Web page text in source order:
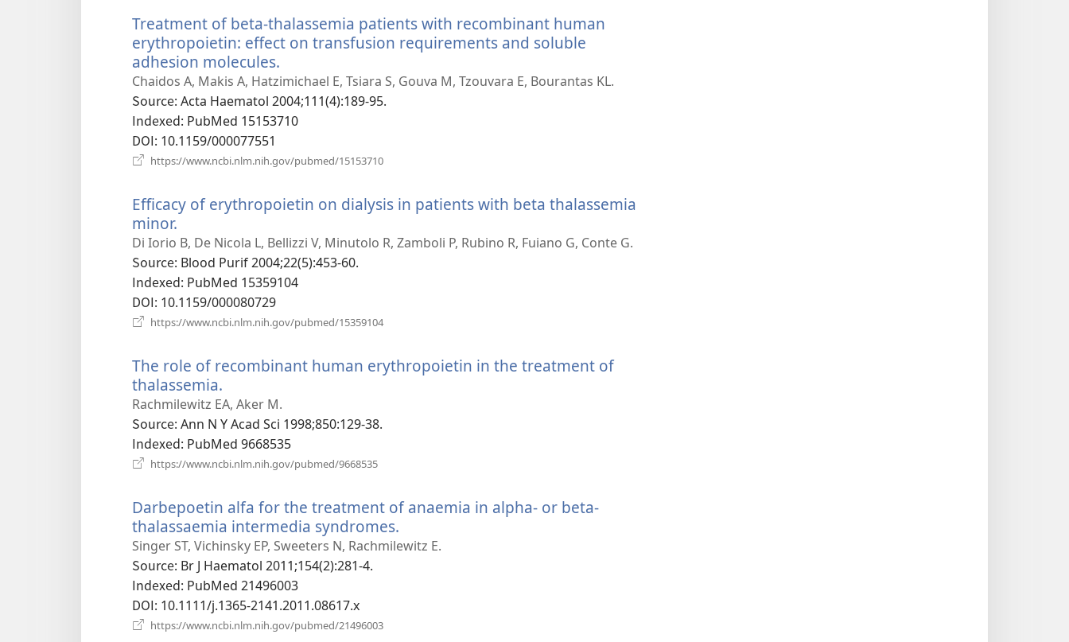
Treatment of beta-thalassemia patients with recombinant human
erythropoietin: effect on transfusion requirements and soluble
adhesion molecules.
로
운
창
기)
Chaidos A, Makis A, Hatzimichael E, Tsiara S, Gouva M, Tzouvara E, Bourantas KL.
Source‎: Acta Haematol 2004;111(4):189-95.
Indexed‎: PubMed 15153710
DOI‎: 10.1159/000077551
https://www.ncbi.nlm.nih.gov/pubmed/15153710
창
Efficacy of erythropoietin on dialysis in patients with beta thalassemia
minor.
로
운
창
열
기)
Di Iorio B, De Nicola L, Bellizzi V, Minutolo R, Zamboli P, Rubino R, Fuiano G, Conte G.
Source‎: Blood Purif 2004;22(5):453-60.
Indexed‎: PubMed 15359104
DOI‎: 10.1159/000080729
https://www.ncbi.nlm.nih.gov/pubmed/15359104
창
열
The role of recombinant human erythropoietin in the treatment of
thalassemia.
로
운
창
열
Rachmilewitz EA, Aker M.
Source‎: Ann N Y Acad Sci 1998;850:129-38.
Indexed‎: PubMed 9668535
https://www.ncbi.nlm.nih.gov/pubmed/9668535
창
열
기)
Darbepoetin alfa for the treatment of anaemia in alpha- or beta-
thalassaemia intermedia syndromes.
로
Singer ST, Vichinsky EP, Sweeters N, Rachmilewitz E.
Source‎: Br J Haematol 2011;154(2):281-4.
Indexed‎: PubMed 21496003
DOI‎: 10.1111/j.1365-2141.2011.08617.x
https://www.ncbi.nlm.nih.gov/pubmed/21496003